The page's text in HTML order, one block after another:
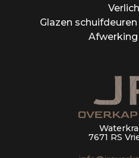
Glazen
7671 RS